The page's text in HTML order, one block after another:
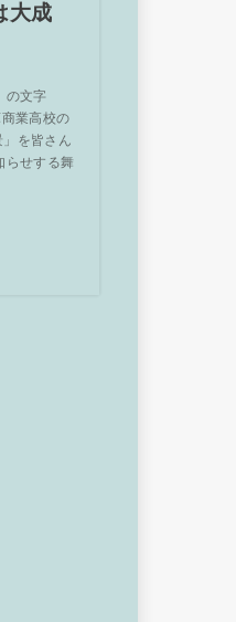
大成
の文字
業高校の
を皆さん
らせする舞